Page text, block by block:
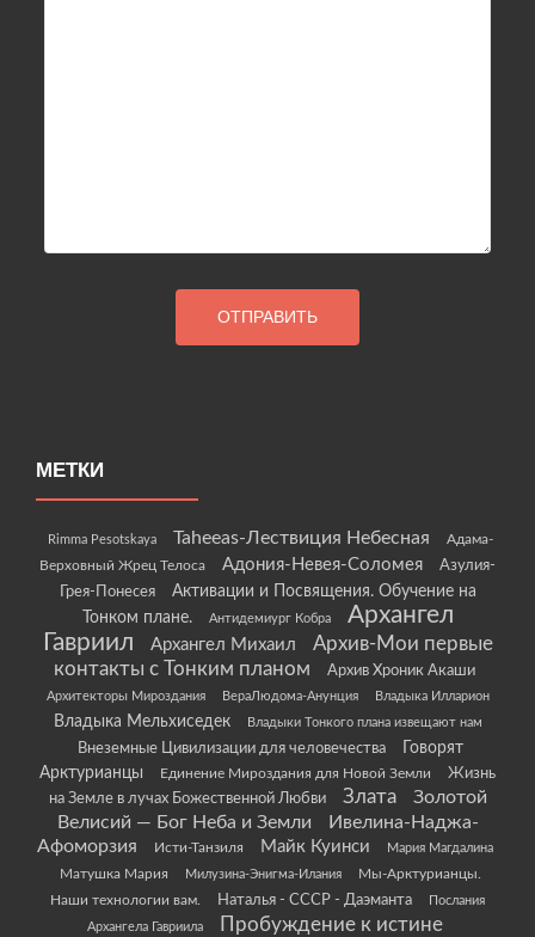
МЕТКИ
Rimma Pesotskaya Taheeas-Лествиция Небесная
Адама-
Верховный Жрец Телоса
Адония-Невея-Соломея
Азулия-
Грея-Понесея
Активации и Посвящения. Обучение на
Тонком плане.
Антидемиург Кобра
Архангел
Гавриил
Архангел Михаил
Архив-Мои первые
контакты с Тонким планом
Архив Хроник Акаши
Архитекторы Мироздания ВераЛюдома-Анунция Владыка Илларион
Владыка Мельхиседек Владыки Тонкого плана извещают нам
Внеземные Цивилизации для человечества
Говорят
Арктурианцы
Единение Мироздания для Новой Земли
Жизнь
на Земле в лучах Божественной Любви
Злата
Золотой
Велисий — Бог Неба и Земли
Ивелина-Наджа-
Афоморзия
Исти-Танзиля Майк Куинси Мария Магдалина
Матушка Мария Милузина-Энигма-Илания
Мы-Арктурианцы.
Наши технологии вам.
Наталья - СССР - Даэманта
Послания
Архангела Гавриила
Пробуждение к истине